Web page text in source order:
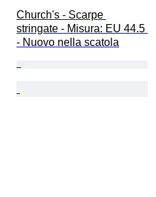
Church's - Scarpe
stringate - Misura: EU 44.5
- Nuovo nella scatola